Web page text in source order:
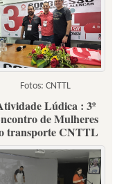
Fotos: CNTTL
Lúdica : 3º
de Mulheres
transporte CNTTL